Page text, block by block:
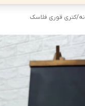
/کتری قوری فلاسک